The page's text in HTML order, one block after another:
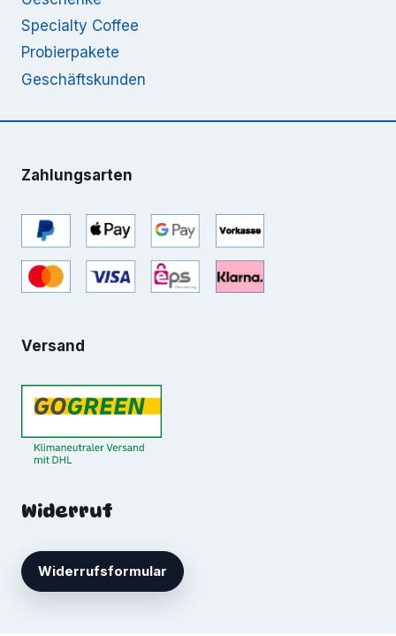
Specialty Coffee
Probierpakete
Geschäftskunden
Zahlungsarten
Versand
Widerruf
Widerrufsformular